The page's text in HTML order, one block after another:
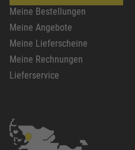
Meine Bestellungen
Meine Angebote
Meine Lieferscheine
Meine Rechnungen
Lieferservice